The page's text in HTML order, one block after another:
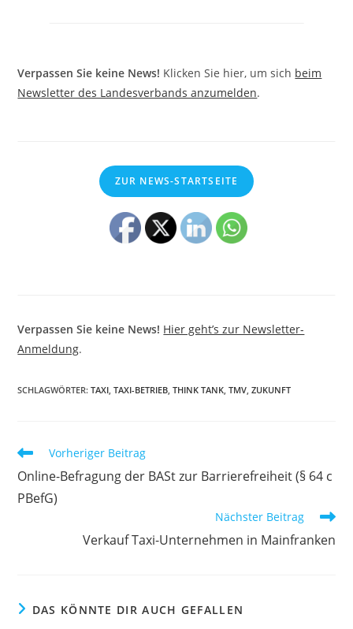
Verpassen Sie keine News! Klicken Sie hier, um sich beim
Newsletter des Landesverbands anzumelden.
ZUR NEWS-STARTSEITE
Verpassen Sie keine News! Hier geht’s zur Newsletter-
Anmeldung.
SCHLAGWÖRTER:TAXI TAXI-BETRIEB THINK TANK TMV ZUKUNFT
Weitere
Artikel
ansehen
Vorheriger Beitrag
Online-Befragung der BASt zur Barrierefreiheit (§ 64 c
PBefG)
Nächster Beitrag
Verkauf Taxi-Unternehmen in Mainfranken
DAS KÖNNTE DIR AUCH GEFALLEN